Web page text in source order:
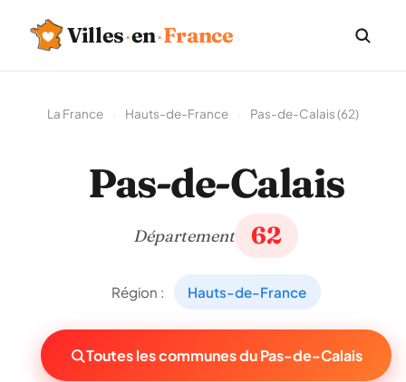
Villes·en·France
La France Hauts-de-France Pas-de-Calais (62)
Pas-de-Calais
Département 62
Région : Hauts-de-France
Toutes les communes du Pas-de-Calais